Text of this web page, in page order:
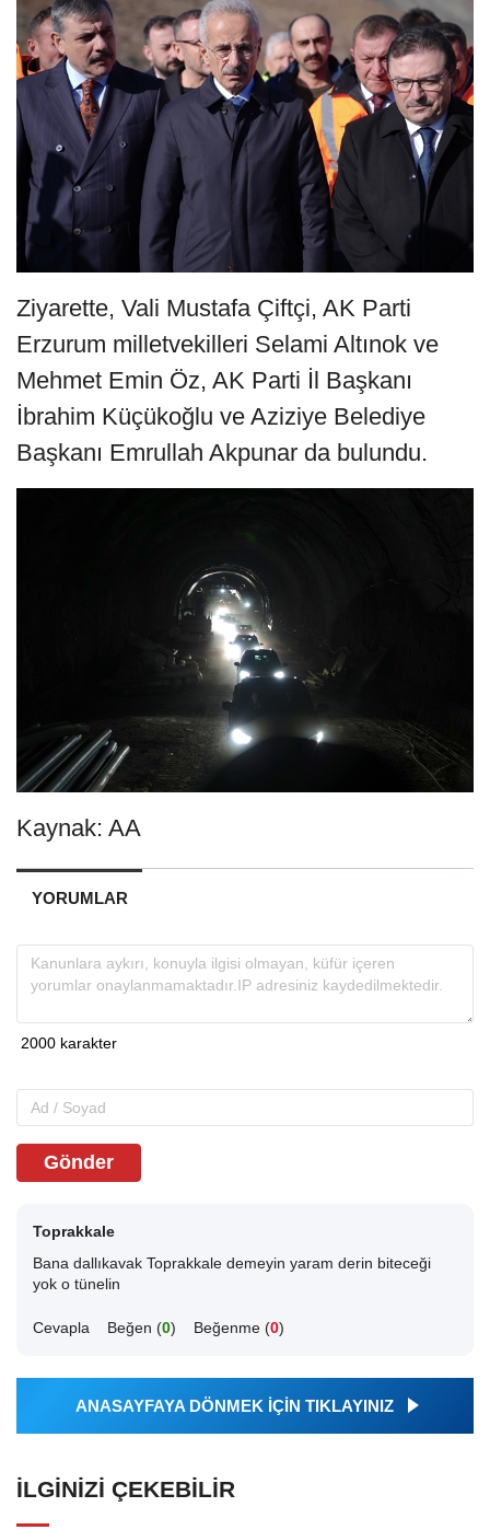
Ziyarette, Vali Mustafa Çiftçi, AK Parti
Erzurum milletvekilleri Selami Altınok ve
Mehmet Emin Öz, AK Parti İl Başkanı
İbrahim Küçükoğlu ve Aziziye Belediye
Başkanı Emrullah Akpunar da bulundu.
Kaynak: AA
YORUMLAR
Gönder
Toprakkale
Bana dallıkavak Toprakkale demeyin yaram derin biteceği
yok o tünelin
Cevapla Beğen (0) Beğenme (0)
ANASAYFAYA DÖNMEK İÇİN TIKLAYINIZ
İLGINIZI ÇEKEBILIR